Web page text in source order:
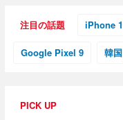
注目の話題 iPhone
Google Pixel 9 韓
PICK UP